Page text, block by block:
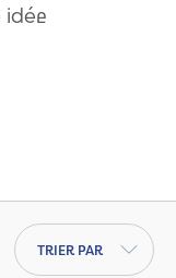
idée
Trier par